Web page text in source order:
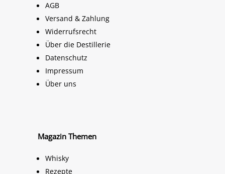
AGB
Versand & Zahlung
Widerrufsrecht
Über die Destillerie
Datenschutz
Impressum
Über uns
Magazin Themen
Whisky
Rezepte